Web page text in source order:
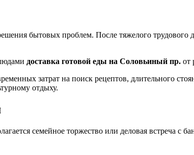
бытовых проблем. После тяжелого
доставка готовой еды на Соловьиный пр. от
затрат на поиск рецептов, длительного
отдыху.
семейное торжество или деловая встреча с